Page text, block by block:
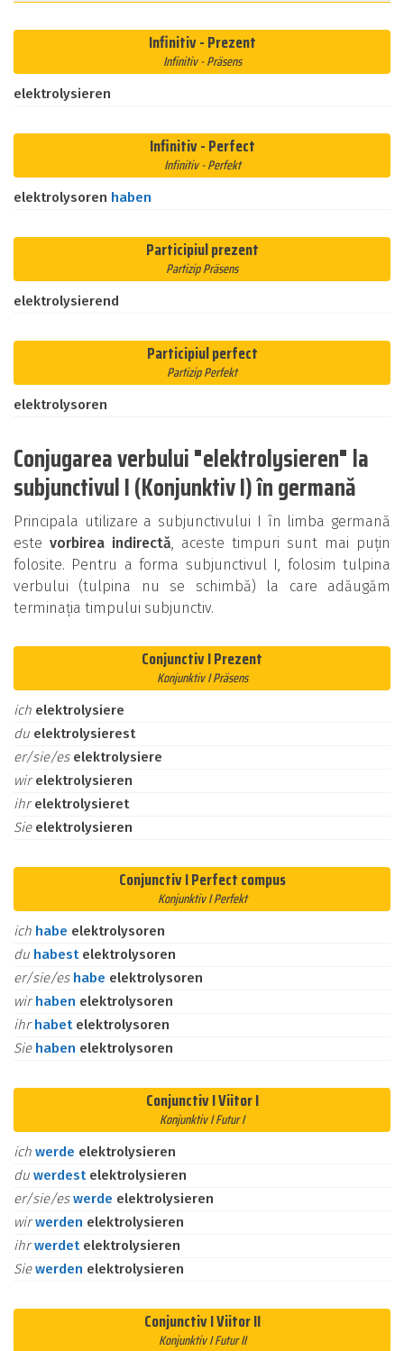
Infinitiv - Prezent
Infinitiv - Präsens
elektrolysieren
Infinitiv - Perfect
Infinitiv - Perfekt
elektrolysoren haben
Participiul prezent
Partizip Präsens
elektrolysierend
Participiul perfect
Partizip Perfekt
elektrolysoren
Conjugarea verbului "elektrolysieren" la
subjunctivul I (Konjunktiv I) în germană
Principala utilizare a subjunctivului I în limba germană
este vorbirea indirectă, aceste timpuri sunt mai puțin
folosite. Pentru a forma subjunctivul I, folosim tulpina
verbului (tulpina nu se schimbă) la care adăugăm
terminația timpului subjunctiv.
Conjunctiv I Prezent
Konjunktiv I Präsens
ich elektrolysiere
du elektrolysierest
er/sie/es elektrolysiere
wirelektrolysieren
ihrelektrolysieret
Sie elektrolysieren
Conjunctiv I Perfect compus
Konjunktiv I Perfekt
ich habe elektrolysoren
du habest elektrolysoren
er/sie/es habe elektrolysoren
wirhaben elektrolysoren
ihrhabet elektrolysoren
Sie haben elektrolysoren
Conjunctiv I Viitor I
Konjunktiv I Futur I
ich werde elektrolysieren
du werdest elektrolysieren
er/sie/eswerde elektrolysieren
wirwerden elektrolysieren
ihrwerdet elektrolysieren
Siewerden elektrolysieren
Conjunctiv I Viitor II
Konjunktiv I Futur II